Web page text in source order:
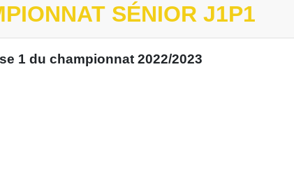
SÉNIOR J1P1
1 du championnat 2022/2023